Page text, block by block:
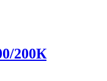
200К